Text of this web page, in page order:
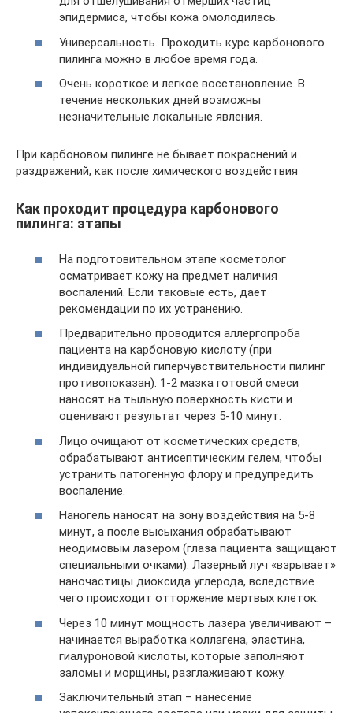
эпидермиса, чтобы кожа омолодилась.
Универсальность. Проходить курс карбонового
пилинга можно в любое время года.
Очень короткое и легкое восстановление. В
течение нескольких дней возможны
незначительные локальные явления.
При карбоновом пилинге не бывает покраснений и
раздражений, как после химического воздействия
Как проходит процедура карбонового
пилинга: этапы
На подготовительном этапе косметолог
осматривает кожу на предмет наличия
воспалений. Если таковые есть, дает
рекомендации по их устранению.
Предварительно проводится аллергопроба
пациента на карбоновую кислоту (при
индивидуальной гиперчувствительности пилинг
противопоказан). 1-2 мазка готовой смеси
наносят на тыльную поверхность кисти и
оценивают результат через 5-10 минут.
Лицо очищают от косметических средств,
обрабатывают антисептическим гелем, чтобы
устранить патогенную флору и предупредить
воспаление.
Наногель наносят на зону воздействия на 5-8
минут, а после высыхания обрабатывают
неодимовым лазером (глаза пациента защищают
специальными очками). Лазерный луч «взрывает»
наночастицы диоксида углерода, вследствие
чего происходит отторжение мертвых клеток.
Через 10 минут мощность лазера увеличивают –
начинается выработка коллагена, эластина,
гиалуроновой кислоты, которые заполняют
заломы и морщины, разглаживают кожу.
Заключительный этап – нанесение